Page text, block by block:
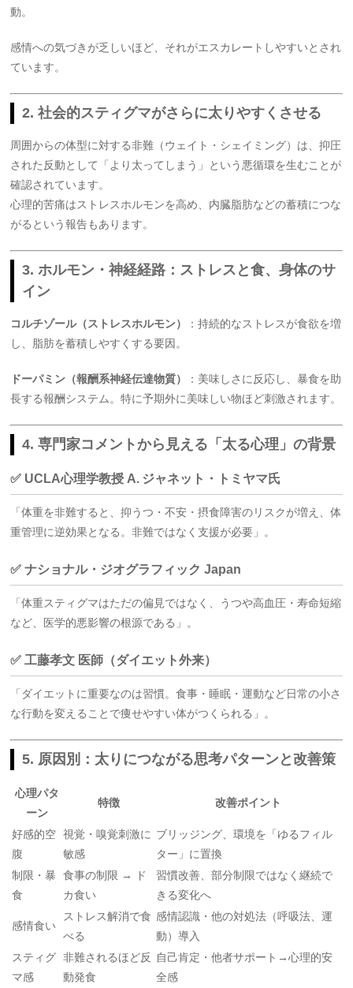
動。
感情への気づきが乏しいほど、それがエスカレートしやすいとされ
ています。
2. 社会的スティグマがさらに太りやすくさせる
周囲からの体型に対する非難（ウェイト・シェイミング）は、抑圧
された反動として「より太ってしまう」という悪循環を生むことが
確認されています。
心理的苦痛はストレスホルモンを高め、内臓脂肪などの蓄積につな
がるという報告もあります。
3. ホルモン・神経経路：ストレスと食、身体のサ
イン
コルチゾール（ストレスホルモン）
：持続的なストレスが食欲を増
し、脂肪を蓄積しやすくする要因。
ドーパミン（報酬系神経伝達物質）
：美味しさに反応し、暴食を助
長する報酬システム。特に予期外に美味しい物ほど刺激されます。
4. 専門家コメントから見える「太る心理」の背景
✅ UCLA心理学教授 A. ジャネット・トミヤマ氏
「体重を非難すると、抑うつ・不安・摂食障害のリスクが増え、体
重管理に逆効果となる。非難ではなく支援が必要」 。
✅ ナショナル・ジオグラフィック Japan
「体重スティグマはただの偏見ではなく、うつや高血圧・寿命短縮
など、医学的悪影響の根源である」 。
✅ 工藤孝文 医師（ダイエット外来）
「ダイエットに重要なのは習慣。食事・睡眠・運動など日常の小さ
な行動を変えることで痩せやすい体がつくられる」 。
5. 原因別：太りにつながる思考パターンと改善策
心理パタ
ーン
特徴 改善ポイント
好感的空
腹
視覚・嗅覚刺激に
敏感
ブリッジング、環境を「ゆるフィル
ター」に置換
制限・暴
食
食事の制限 → ド
カ食い
習慣改善、部分制限ではなく継続で
きる変化へ
感情食い
ストレス解消で食
べる
感情認識・他の対処法（呼吸法、運
動）導入
スティグ
マ感
非難されるほど反
動発食
自己肯定・他者サポート→心理的安
全感